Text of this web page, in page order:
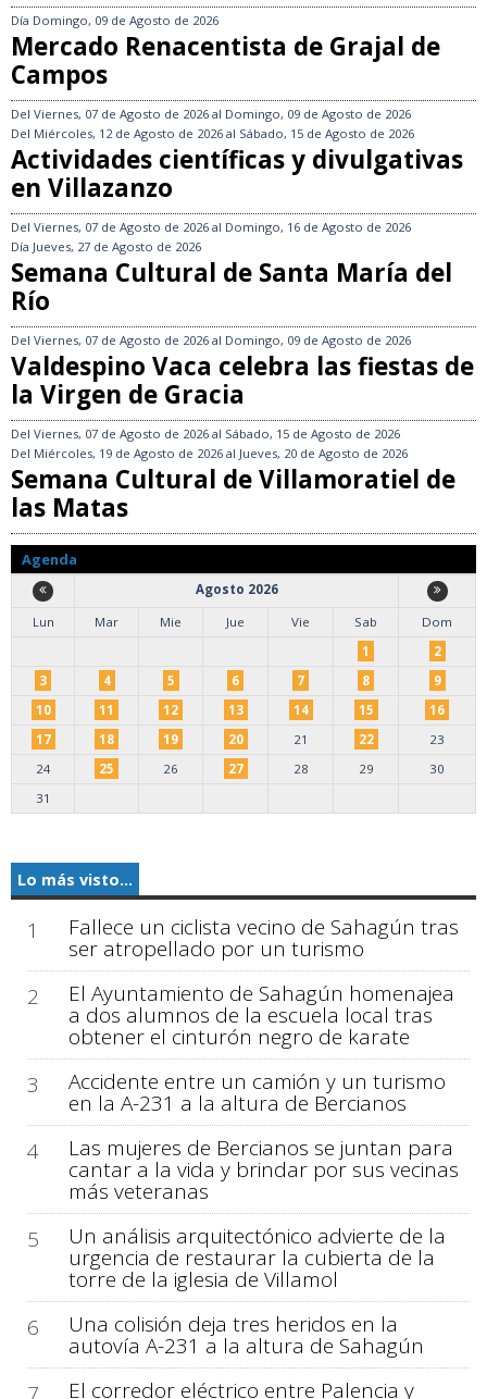
Día Domingo, 09 de Agosto de 2026
Mercado Renacentista de Grajal de
Campos
Del Viernes, 07 de Agosto de 2026 al Domingo, 09 de Agosto de 2026
Del Miércoles, 12 de Agosto de 2026 al Sábado, 15 de Agosto de 2026
Actividades científicas y divulgativas
en Villazanzo
Del Viernes, 07 de Agosto de 2026 al Domingo, 16 de Agosto de 2026
Día Jueves, 27 de Agosto de 2026
Semana Cultural de Santa María del
Río
Del Viernes, 07 de Agosto de 2026 al Domingo, 09 de Agosto de 2026
Valdespino Vaca celebra las fiestas de
la Virgen de Gracia
Del Viernes, 07 de Agosto de 2026 al Sábado, 15 de Agosto de 2026
Del Miércoles, 19 de Agosto de 2026 al Jueves, 20 de Agosto de 2026
Semana Cultural de Villamoratiel de
las Matas
Agenda
Agosto 2026
Lun
Mar Mie Jue Vie Sab
Dom
1
2
3
4 5 6 7 8
9
10
11 12 13 14 15
16
17
18 19 20 21 22
23
24
25 26 27 28 29
30
31
Lo más visto...
1 Fallece un ciclista vecino de Sahagún tras
ser atropellado por un turismo
2
El Ayuntamiento de Sahagún homenajea
a dos alumnos de la escuela local tras
obtener el cinturón negro de karate
3
Accidente entre un camión y un turismo
en la A-231 a la altura de Bercianos
4
Las mujeres de Bercianos se juntan para
cantar a la vida y brindar por sus vecinas
más veteranas
5
Un análisis arquitectónico advierte de la
urgencia de restaurar la cubierta de la
torre de la iglesia de Villamol
6
Una colisión deja tres heridos en la
autovía A-231 a la altura de Sahagún
El corredor eléctrico entre Palencia y